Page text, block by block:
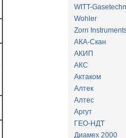
WITT-
Wohler
Zorn
АКА-Скан
АКИП
АКС
Актаком
Алтек
Алтес
Аргут
ГЕО-НДТ
Диамех 2000